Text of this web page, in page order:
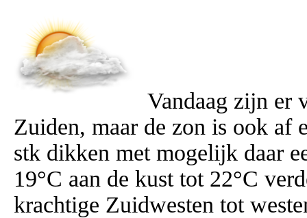
Vandaag zijn er
Zuiden, maar de zon is ook af
stk dikken met mogelijk daar
19°C aan de kust tot 22°C
krachtige Zuidwesten tot